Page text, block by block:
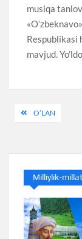
musiqa
Respublikasi
mavjud.
PostO’LAN
Milliylik-